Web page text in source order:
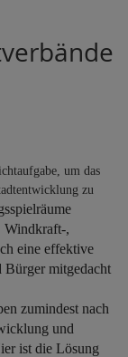
um das
zu
Windkraft-,
eine effektive
mitgedacht
zumindest nach
und
ist die Lösung